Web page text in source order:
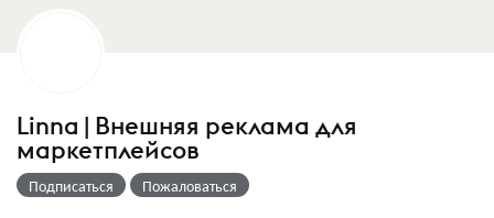
Linna | Внешняя реклама для
маркетплейсов
Подписаться Пожаловаться